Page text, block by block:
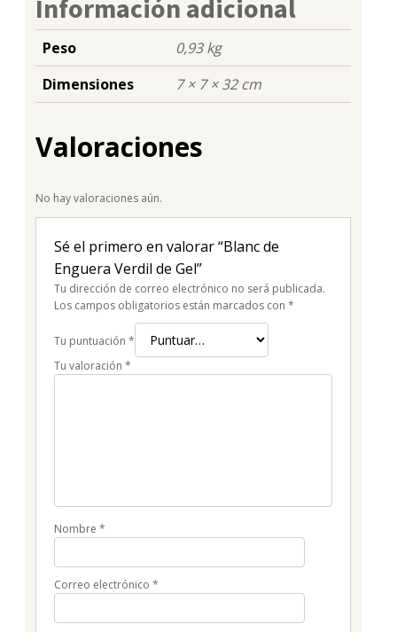
Información adicional
Peso
0,93 kg
Dimensiones
7 × 7 × 32 cm
Valoraciones
No hay valoraciones aún.
Sé el primero en valorar “Blanc de
Enguera Verdil de Gel”
Tu dirección de correo electrónico no será publicada.
Los campos obligatorios están marcados con *
Tu puntuación *
Tu valoración *
Nombre *
Correo electrónico *